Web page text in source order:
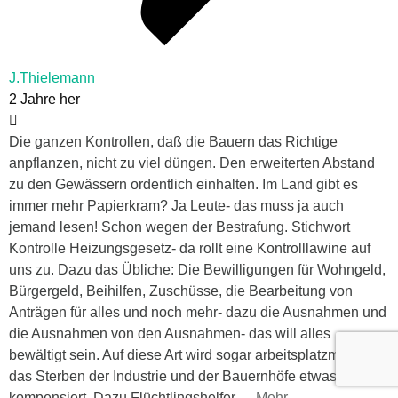
J.Thielemann
2 Jahre her
Die ganzen Kontrollen, daß die Bauern das Richtige
anpflanzen, nicht zu viel düngen. Den erweiterten Abstand
zu den Gewässern ordentlich einhalten. Im Land gibt es
immer mehr Papierkram? Ja Leute- das muss ja auch
jemand lesen! Schon wegen der Bestrafung. Stichwort
Kontrolle Heizungsgesetz- da rollt eine Kontrolllawine auf
uns zu. Dazu das Übliche: Die Bewilligungen für Wohngeld,
Bürgergeld, Beihilfen, Zuschüsse, die Bearbeitung von
Anträgen für alles und noch mehr- dazu die Ausnahmen und
die Ausnahmen von den Ausnahmen- das will alles
bewältigt sein. Auf diese Art wird sogar arbeitsplatzmäßig
das Sterben der Industrie und der Bauernhöfe etwas